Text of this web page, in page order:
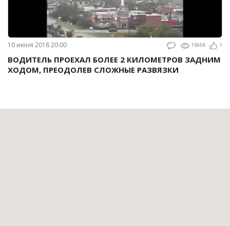
10 июня 2018 20:00 15668 1
ВОДИТЕЛЬ ПРОЕХАЛ БОЛЕЕ 2 КИЛОМЕТРОВ ЗАДНИМ
ХОДОМ, ПРЕОДОЛЕВ СЛОЖНЫЕ РАЗВЯЗКИ